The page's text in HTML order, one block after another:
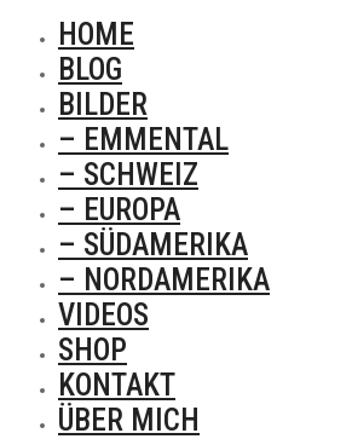
HOME
BLOG
BILDER
– EMMENTAL
– SCHWEIZ
– EUROPA
– SÜDAMERIKA
– NORDAMERIKA
VIDEOS
SHOP
KONTAKT
ÜBER MICH